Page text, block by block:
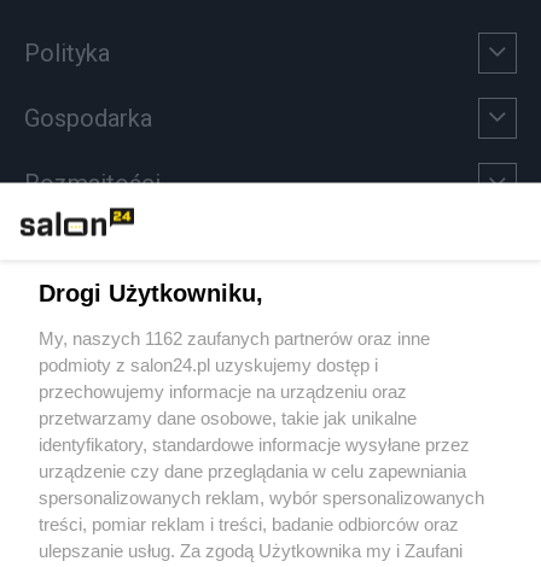
Polityka
Gospodarka
Rozmaitości
Sport
Społeczeństwo
Kultura
X Facebook Instagram Youtube
Drogi Użytkowniku,
My, naszych 1162 zaufanych partnerów oraz inne
podmioty z salon24.pl uzyskujemy dostęp i
przechowujemy informacje na urządzeniu oraz
przetwarzamy dane osobowe, takie jak unikalne
identyfikatory, standardowe informacje wysyłane przez
urządzenie czy dane przeglądania w celu zapewniania
spersonalizowanych reklam, wybór spersonalizowanych
treści, pomiar reklam i treści, badanie odbiorców oraz
ulepszanie usług. Za zgodą Użytkownika my i Zaufani